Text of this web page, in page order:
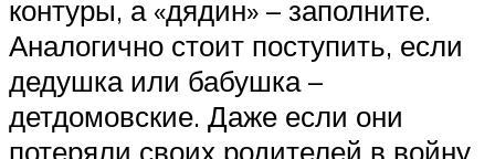
контуры, а «дядин» – заполните.
Аналогично стоит поступить, если
дедушка или бабушка –
детдомовские. Даже если они
потеряли своих родителей в войну,